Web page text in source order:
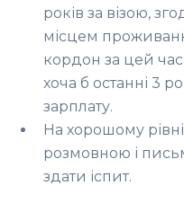
років за візою,
місцем
кордон за цей час
хоча б останні 3
зарплату.
На хорошому
розмовною і
здати іспит.